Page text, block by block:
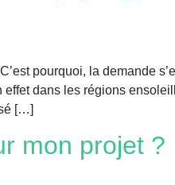
pourquoi, la demande
dans les régions
[…]
mon projet ?